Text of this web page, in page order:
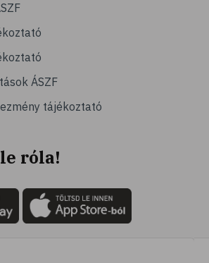
ÁSZF
tájékoztató
róla!